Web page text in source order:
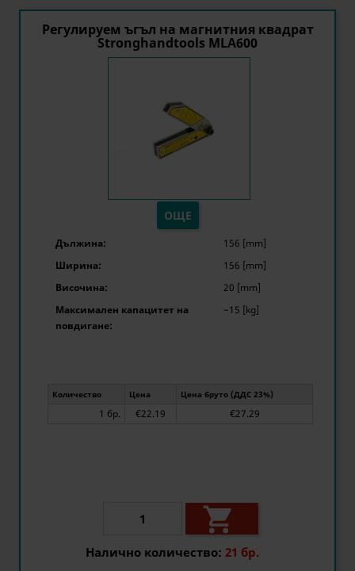
Регулируем ъгъл на магнитния квадрат
Stronghandtools MLA600
ОЩЕ
Дължина:
156 [mm]
Ширина:
156 [mm]
Височина:
20 [mm]
Максимален капацитет на
повдигане:
~15 [kg]
Количество Цена Цена бруто (ДДС 23%)
1 бр. €22.19 €27.29

Налично количество: 21 бр.